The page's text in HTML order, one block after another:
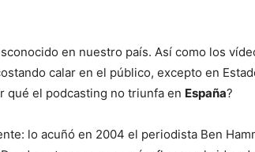
en nuestro país. Así como los
calar en el público, excepto en
qué el podcasting no triunfa en España?
lo acuñó en 2004 el periodista Ben